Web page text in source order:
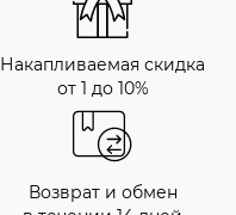
Накапливаемая скидка
от 1 до 10%
Возврат и обмен